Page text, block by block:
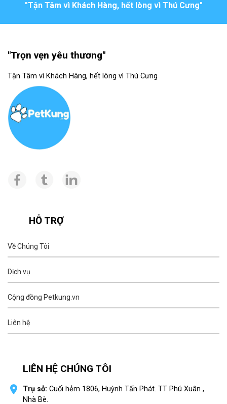
"Tận Tâm vì Khách Hàng, hết lòng vì Thú Cưng"
"Trọn vẹn yêu thương"
Tận Tâm vì Khách Hàng, hết lòng vì Thú Cưng
HỖ TRỢ
Về Chúng Tôi
Dịch vụ
Cộng đồng Petkung.vn
Liên hệ
LIÊN HỆ CHÚNG TÔI
Trụ sở: Cuối hẻm 1806, Huỳnh Tấn Phát. TT Phú Xuân ,
Nhà Bè.